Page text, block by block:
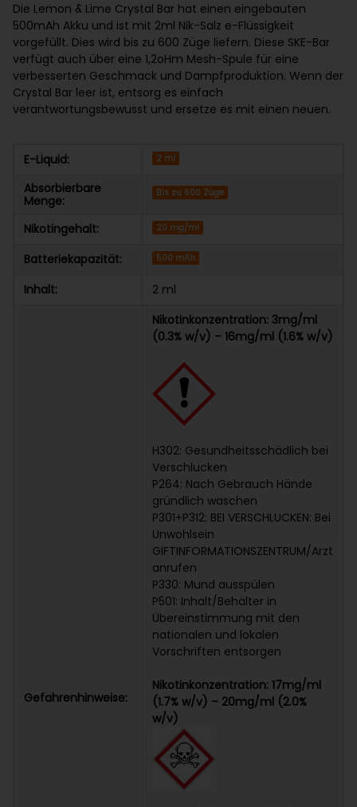
Die Lemon & Lime Crystal Bar hat einen eingebauten
500mAh Akku und ist mit 2ml Nik-Salz e-Flüssigkeit
vorgefüllt. Dies wird bis zu 600 Züge liefern. Diese SKE-Bar
verfügt auch über eine 1,2oHm Mesh-Spule für eine
verbesserten Geschmack und Dampfproduktion. Wenn der
Crystal Bar leer ist, entsorg es einfach
verantwortungsbewusst und ersetze es mit einen neuen.
E-Liquid: 2 ml
Absorbierbare
Menge:
Bis zu 600 Züge
Nikotingehalt: 20 mg/ml
Batteriekapazität: 500 mAh
Inhalt: 2 ml
Gefahrenhinweise:
Nikotinkonzentration: 3mg/ml
(0.3% w/v) – 16mg/ml (1.6% w/v)
H302: Gesundheitsschädlich bei
Verschlucken
P264: Nach Gebrauch Hände
gründlich waschen
P301+P312: BEI VERSCHLUCKEN: Bei
Unwohlsein
GIFTINFORMATIONSZENTRUM/Arzt
anrufen
P330: Mund ausspülen
P501: Inhalt/Behälter in
Übereinstimmung mit den
nationalen und lokalen
Vorschriften entsorgen
Nikotinkonzentration: 17mg/ml
(1.7% w/v) – 20mg/ml (2.0%
w/v)